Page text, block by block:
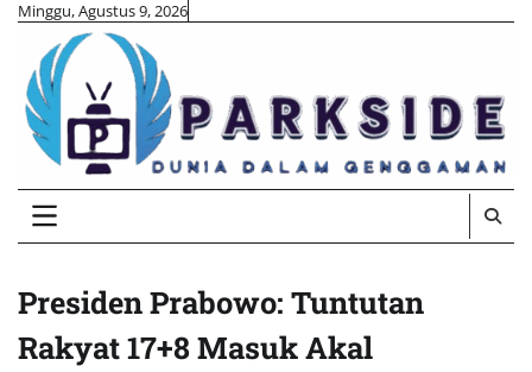
Skip
content
Minggu, Agustus 9, 2026
Presiden Prabowo: Tuntutan
Rakyat 17+8 Masuk Akal